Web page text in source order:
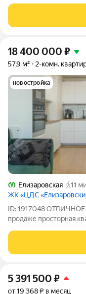
расположены крупные
Окей, Петрович.
18 400 000 ₽
57,9 м² 2-комн.
новостройка
Елизаровская
11
ЖК «ЦДС
ID: 1917048
продаже просторная
полная стоимость в
Современные
5 391 500 ₽
от 19 368 ₽ в месяц